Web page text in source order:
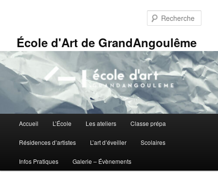
principalÉcole d'Art de GrandAngoulême
principal
Accueil L’École Les ateliers Classe prépa
Résidences d’artistes L’art d’éveiller Scolaires
Infos Pratiques Galerie – Évènements